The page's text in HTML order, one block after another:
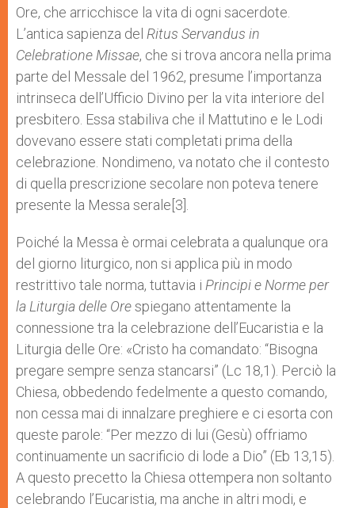
Ore, che arricchisce la vita di ogni sacerdote.
L’antica sapienza del Ritus Servandus in
Celebratione Missae, che si trova ancora nella prima
parte del Messale del 1962, presume l’importanza
intrinseca dell’Ufficio Divino per la vita interiore del
presbitero. Essa stabiliva che il Mattutino e le Lodi
dovevano essere stati completati prima della
celebrazione. Nondimeno, va notato che il contesto
di quella prescrizione secolare non poteva tenere
presente la Messa serale[3].
Poiché la Messa è ormai celebrata a qualunque ora
del giorno liturgico, non si applica più in modo
restrittivo tale norma, tuttavia i Principi e Norme per
la Liturgia delle Orespiegano attentamente la
connessione tra la celebrazione dell’Eucaristia e la
Liturgia delle Ore: «Cristo ha comandato: “Bisogna
pregare sempre senza stancarsi” (Lc 18,1). Perciò la
Chiesa, obbedendo fedelmente a questo comando,
non cessa mai di innalzare preghiere e ci esorta con
queste parole: “Per mezzo di lui (Gesù) offriamo
continuamente un sacrificio di lode a Dio” (Eb 13,15).
A questo precetto la Chiesa ottempera non soltanto
celebrando l’Eucaristia, ma anche in altri modi, e